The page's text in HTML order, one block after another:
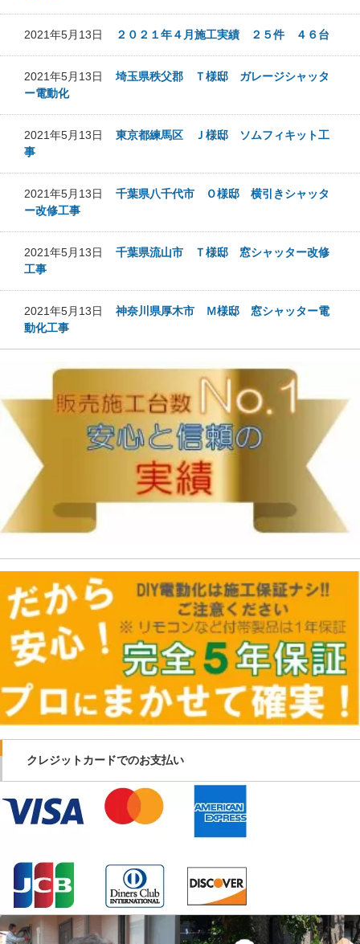
2021年5月13日 ２０２１年４月施工実績 ２５件 ４６台
2021年5月13日 埼玉県秩父郡 Ｔ様邸 ガレージシャッタ
ー電動化
2021年5月13日 東京都練馬区 Ｊ様邸 ソムフィキット工
事
2021年5月13日 千葉県八千代市 Ｏ様邸 横引きシャッタ
ー改修工事
2021年5月13日 千葉県流山市 Ｔ様邸 窓シャッター改修
工事
2021年5月13日 神奈川県厚木市 Ｍ様邸 窓シャッター電
動化工事
クレジットカードでのお支払い